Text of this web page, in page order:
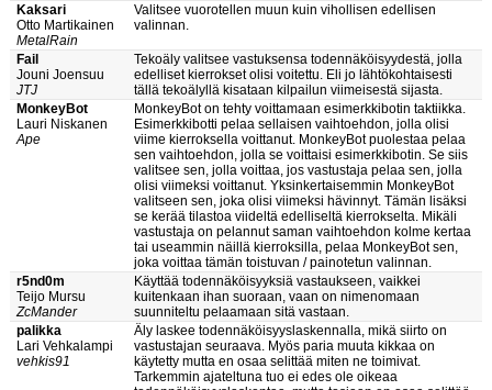
Kaksari
Otto Martikainen
MetalRain
Valitsee vuorotellen muun kuin vihollisen edellisen
valinnan.
Fail
Jouni Joensuu
JTJ
Tekoäly valitsee vastuksensa todennäköisyydestä, jolla
edelliset kierrokset olisi voitettu. Eli jo lähtökohtaisesti
tällä tekoälyllä kisataan kilpailun viimeisestä sijasta.
MonkeyBot
Lauri Niskanen
Ape
MonkeyBot on tehty voittamaan esimerkkibotin taktiikka.
Esimerkkibotti pelaa sellaisen vaihtoehdon, jolla olisi
viime kierroksella voittanut. MonkeyBot puolestaa pelaa
sen vaihtoehdon, jolla se voittaisi esimerkkibotin. Se siis
valitsee sen, jolla voittaa, jos vastustaja pelaa sen, jolla
olisi viimeksi voittanut. Yksinkertaisemmin MonkeyBot
valitseen sen, joka olisi viimeksi hävinnyt. Tämän lisäksi
se kerää tilastoa viideltä edelliseltä kierrokselta. Mikäli
vastustaja on pelannut saman vaihtoehdon kolme kertaa
tai useammin näillä kierroksilla, pelaa MonkeyBot sen,
joka voittaa tämän toistuvan / painotetun valinnan.
r5nd0m
Teijo Mursu
ZcMander
Käyttää todennäköisyyksiä vastaukseen, vaikkei
kuitenkaan ihan suoraan, vaan on nimenomaan
suunniteltu pelaamaan sitä vastaan.
palikka
Lari Vehkalampi
vehkis91
Äly laskee todennäköisyyslaskennalla, mikä siirto on
vastustajan seuraava. Myös paria muuta kikkaa on
käytetty mutta en osaa selittää miten ne toimivat.
Tarkemmin ajateltuna tuo ei edes ole oikeaa